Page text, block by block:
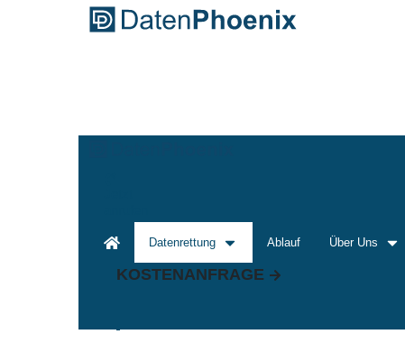
Datenrettung Ablauf Über Uns
KOSTENANFRAGE